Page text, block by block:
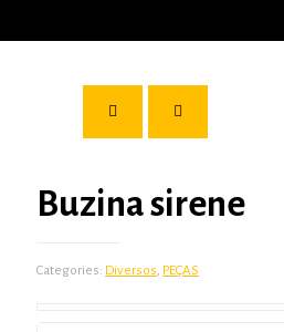
Buzina sirene
Categories: Diversos, PEÇAS